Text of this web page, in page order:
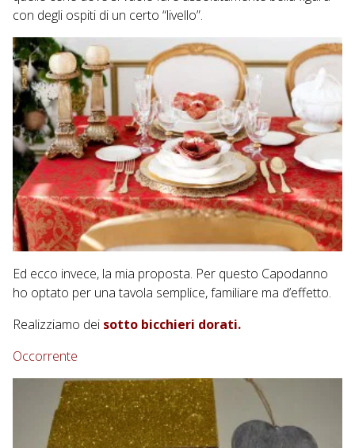
con degli ospiti di un certo “livello”.
Ed ecco invece, la mia proposta. Per questo Capodanno
ho optato per una tavola semplice, familiare ma d’effetto.
Realizziamo dei sotto bicchieri dorati.
Occorrente